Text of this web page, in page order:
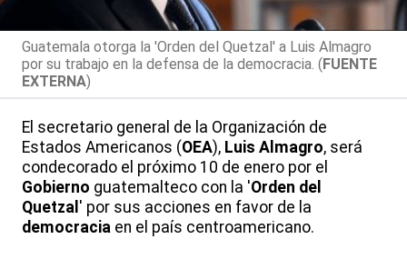
Guatemala otorga la 'Orden del Quetzal' a Luis Almagro
por su trabajo en la defensa de la democracia. (FUENTE
EXTERNA)
El secretario general de la Organización de
Estados Americanos (OEA), Luis Almagro, será
condecorado el próximo 10 de enero por el
Gobierno guatemalteco con la 'Orden del
Quetzal ' por sus acciones en favor de la
democracia en el país centroamericano.